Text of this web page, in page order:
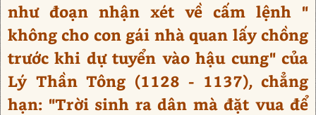
như đoạn nhận xét về cấm lệnh "
không cho con gái nhà quan lấy chồng
trước khi dự tuyển vào hậu cung" của
Lý Thần Tông (1128 - 1137), chẳng
hạn: "Trời sinh ra dân mà đặt vua để